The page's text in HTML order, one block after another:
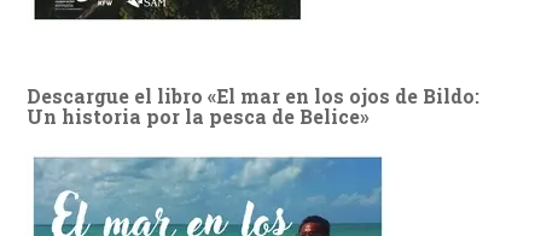
Descargue el libro «El mar en los ojos de Bildo:
Un historia por la pesca de Belice»